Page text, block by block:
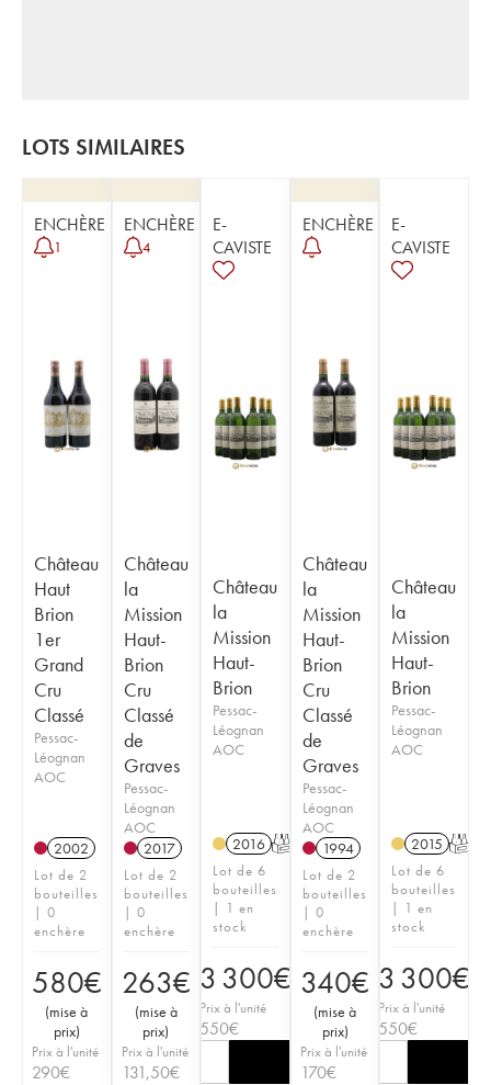
LOTS SIMILAIRES
ENCHÈRE
1
Château
Haut
Brion
1er
Grand
Cru
Classé
Pessac-
Léognan
AOC
2002
Lot de 2
bouteilles
| 0
enchère
580€
(mise à
prix)
Prix à l'unité
290€
ENCHÈRE
4
Château
la
Mission
Haut-
Brion
Cru
Classé
de
Graves
Pessac-
Léognan
AOC
2017
Lot de 2
bouteilles
| 0
enchère
263€
(mise à
prix)
Prix à l'unité
131,50€
E-
CAVISTE
Château
la
Mission
Haut-
Brion
Pessac-
Léognan
AOC
2016 T
Lot de 6
bouteilles
| 1 en
stock
3 300€
Prix à l'unité
550€
ENCHÈRE
Château
la
Mission
Haut-
Brion
Cru
Classé
de
Graves
Pessac-
Léognan
AOC
1994
Lot de 2
bouteilles
| 0
enchère
340€
(mise à
prix)
Prix à l'unité
170€
E-
CAVISTE
Château
la
Mission
Haut-
Brion
Pessac-
Léognan
AOC
2015 T
Lot de 6
bouteilles
| 1 en
stock
3 300€
Prix à l'unité
550€